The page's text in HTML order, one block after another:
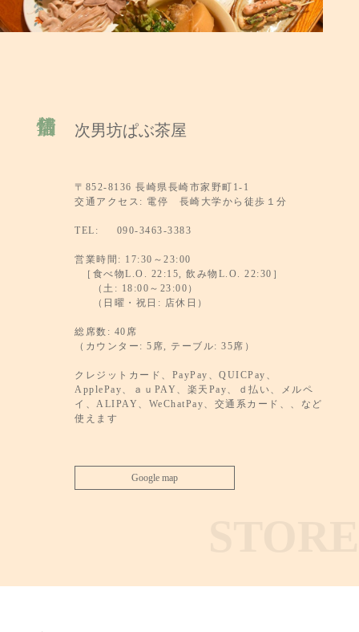
次男坊ぱぶ茶屋
〒852-8136 長崎県長崎市家野町1-1
交通アクセス: 電停 長崎大学から徒歩１分
TEL: 090-3463-3383
営業時間: 17:30～23:00
［食べ物L.O. 22:15, 飲み物L.O. 22:30］
（土: 18:00～23:00）
（日曜・祝日: 店休日）
総席数: 40席
（カウンター: 5席, テーブル: 35席）
クレジットカード、PayPay、QUICPay、
ApplePay、ａｕPAY、楽天Pay、ｄ払い、メルペ
イ、ALIPAY、WeChatPay、交通系カード、、など
使えます
Google map